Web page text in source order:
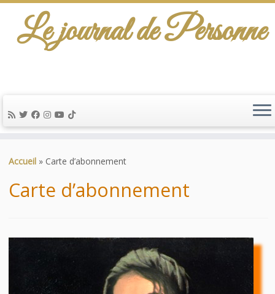
au
Le journal de Personne
Accueil » Carte d’abonnement
Carte d’abonnement